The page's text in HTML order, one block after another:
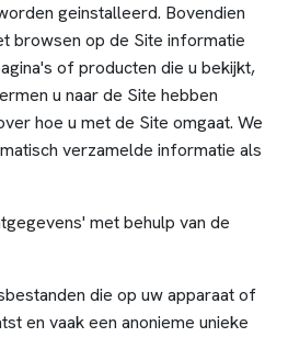
geinstalleerd. Bovendien
browsen op de Site informatie
of producten die u bekijkt,
u naar de Site hebben
hoe u met de Site omgaat. We
verzamelde informatie als
met behulp van de
die op uw apparaat of
en vaak een anonieme unieke